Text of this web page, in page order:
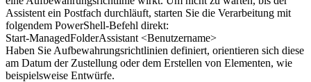
Assistent ein Postfach durchläuft, starten Sie die Verarbeitung mit
folgendem PowerShell-Befehl direkt:
Start-ManagedFolderAssistant <Benutzername>
Haben Sie Aufbewahrungsrichtlinien definiert, orientieren sich diese
am Datum der Zustellung oder dem Erstellen von Elementen, wie
beispielsweise Entwürfe.